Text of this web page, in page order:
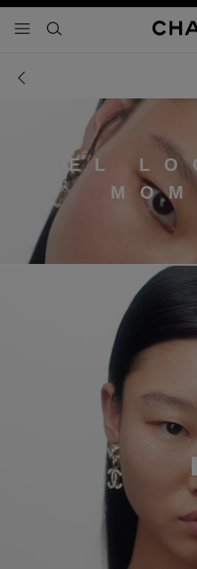
- navegación principal
buscar
EL